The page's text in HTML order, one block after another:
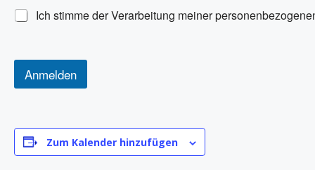
Ich stimme der Verarbeitung meiner
Anmelden
Zum Kalender hinzufügen